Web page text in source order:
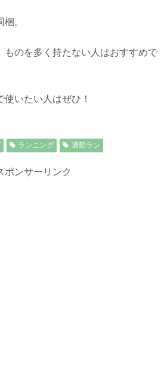
。
ものを多く持たない人はおすすめで
いたい人はぜひ！
ランニング 通勤ラン
ポンサーリンク